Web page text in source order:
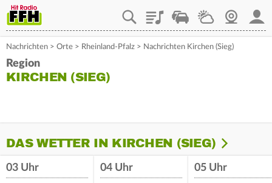
PlaylistStaupilotWetterWebcam
Nachrichten > Orte > Rheinland-Pfalz > Nachrichten Kirchen (Sieg)
Region
KIRCHEN (SIEG)
DAS WETTER IN KIRCHEN (SIEG)
03 Uhr 04 Uhr 05 Uhr